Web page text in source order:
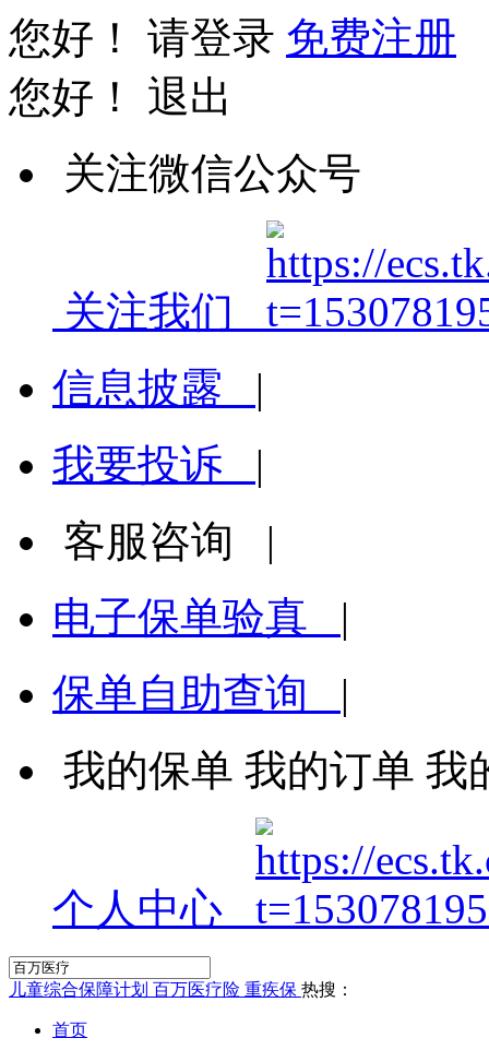
您好！ 请登录 免费注册
您好！ 退出
关注微信公众号
关注我们
信息披露 |
我要投诉 |
客服咨询 |
电子保单验真 |
保单自助查询 |
我的保单 我的订单 我
个人中心
儿童综合保障计划 百万医疗险 重疾保 热搜：
首页